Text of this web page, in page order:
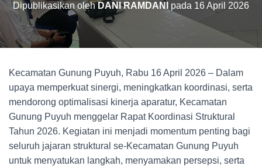
Dipublikasikan olehDANI RAMDANI pada 16 April 2026
Kecamatan Gunung Puyuh, Rabu 16 April 2026 – Dalam
upaya memperkuat sinergi, meningkatkan koordinasi, serta
mendorong optimalisasi kinerja aparatur, Kecamatan
Gunung Puyuh menggelar Rapat Koordinasi Struktural
Tahun 2026. Kegiatan ini menjadi momentum penting bagi
seluruh jajaran struktural se-Kecamatan Gunung Puyuh
untuk menyatukan langkah, menyamakan persepsi, serta